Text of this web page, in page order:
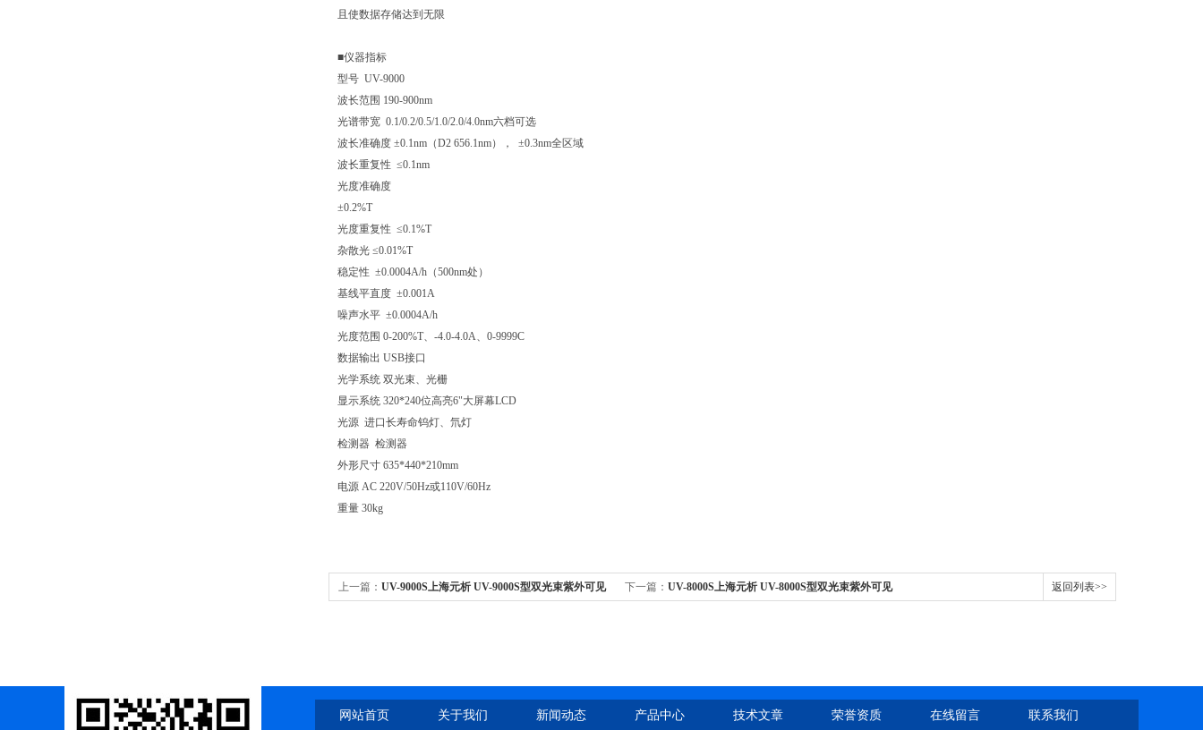
且使数据存储达到无限
■仪器指标
型号 UV-9000
波长范围 190-900nm
光谱带宽 0.1/0.2/0.5/1.0/2.0/4.0nm六档可选
波长准确度 ±0.1nm（D2 656.1nm）， ±0.3nm全区域
波长重复性 ≤0.1nm
光度准确度
±0.2%T
光度重复性 ≤0.1%T
杂散光 ≤0.01%T
稳定性 ±0.0004A/h（500nm处）
基线平直度 ±0.001A
噪声水平 ±0.0004A/h
光度范围 0-200%T、-4.0-4.0A、0-9999C
数据输出 USB接口
光学系统 双光束、光栅
显示系统 320*240位高亮6"大屏幕LCD
光源 进口长寿命钨灯、氘灯
检测器 检测器
外形尺寸 635*440*210mm
电源 AC 220V/50Hz或110V/60Hz
重量 30kg
上一篇： UV-9000S上海元析 UV-9000S型双光束紫外可见 下一篇： UV-8000S上海元析 UV-8000S型双光束紫外可见 返回列表>>
网站首页 关于我们 新闻动态 产品中心 技术文章 荣誉资质 在线留言 联系我们